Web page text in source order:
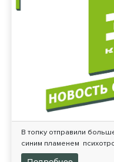
В топку отправили
синим пламенем